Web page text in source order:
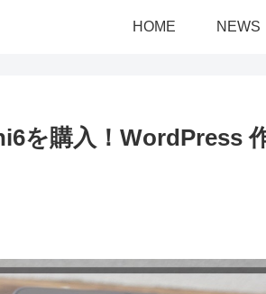
HOME NEWS
を購入！WordPress